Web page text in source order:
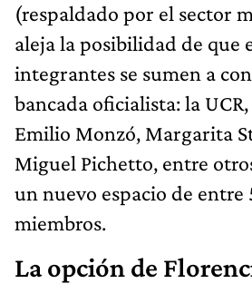
(respaldado por el sector
aleja la posibilidad de que
integrantes se sumen a
bancada oficialista: la
Emilio Monzó, Margarita
Miguel Pichetto, entre
un nuevo espacio de entre
miembros.
La opción de